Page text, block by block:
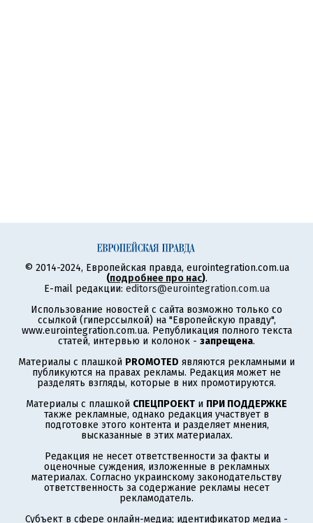
© 2014-2024, Европейская правда, eurointegration.com.ua
(подробнее про нас).
E-mail редакции: editors@eurointegration.com.ua
Использование новостей с сайта возможно только со
ссылкой (гиперссылкой) на "Европейскую правду",
www.eurointegration.com.ua. Републикация полного текста
статей, интервью и колонок - запрещена.
Материалы с плашкой PROMOTED являются рекламными и
публикуются на правах рекламы. Редакция может не
разделять взгляды, которые в них промотируются.
Материалы с плашкой СПЕЦПРОЕКТ и ПРИ ПОДДЕРЖКЕ
также рекламные, однако редакция участвует в
подготовке этого контента и разделяет мнения,
высказанные в этих материалах.
Редакция не несет ответственности за факты и
оценочные суждения, изложенные в рекламных
материалах. Согласно украинскому законодательству
ответственность за содержание рекламы несет
рекламодатель.
Субъект в сфере онлайн-медиа; идентификатор медиа -